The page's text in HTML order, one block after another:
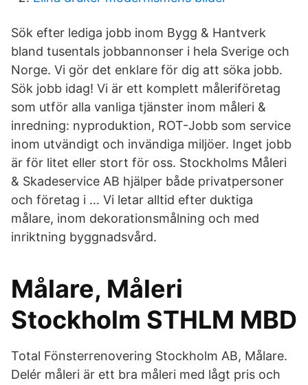
Sök efter lediga jobb inom Bygg & Hantverk
bland tusentals jobbannonser i hela Sverige och
Norge. Vi gör det enklare för dig att söka jobb.
Sök jobb idag! Vi är ett komplett måleriföretag
som utför alla vanliga tjänster inom måleri &
inredning: nyproduktion, ROT-Jobb som service
inom utvändigt och invändiga miljöer. Inget jobb
är för litet eller stort för oss. Stockholms Måleri
& Skadeservice AB hjälper både privatpersoner
och företag i … Vi letar alltid efter duktiga
målare, inom dekorationsmålning och med
inriktning byggnadsvård.
Målare, Måleri
Stockholm STHLM MBD
Total Fönsterrenovering Stockholm AB, Målare.
Delér måleri är ett bra måleri med lågt pris och